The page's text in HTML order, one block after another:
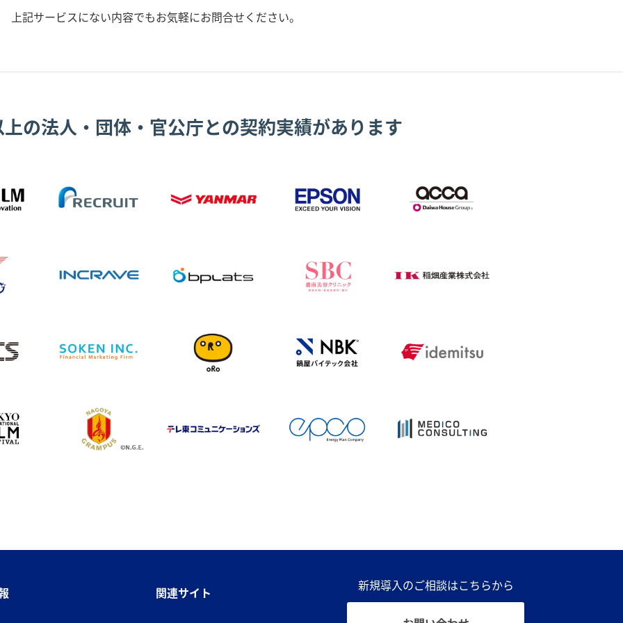
上記サービスにない内容でもお気軽にお問合せください。
の法人・団体・官公庁との契約実績があります
関連サイト 新規導入のご相談はこちらから